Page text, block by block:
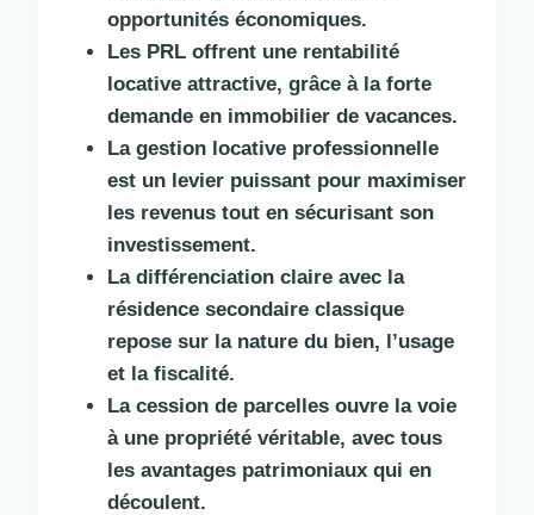
opportunités économiques.
Les PRL offrent une rentabilité
locative attractive, grâce à la forte
demande en immobilier de vacances.
La gestion locative professionnelle
est un levier puissant pour maximiser
les revenus tout en sécurisant son
investissement.
La différenciation claire avec la
résidence secondaire classique
repose sur la nature du bien, l’usage
et la fiscalité.
La cession de parcelles ouvre la voie
à une propriété véritable, avec tous
les avantages patrimoniaux qui en
découlent.